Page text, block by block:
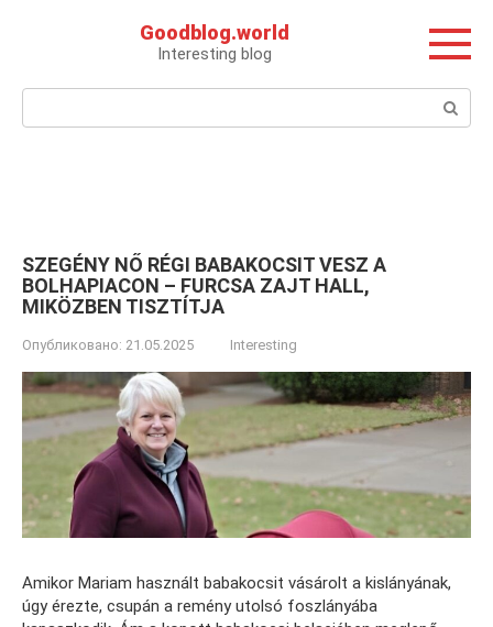
Goodblog.world
Interesting blog
Поиск:
SZEGÉNY NŐ RÉGI BABAKOCSIT VESZ A
BOLHAPIACON – FURCSA ZAJT HALL,
MIKÖZBEN TISZTÍTJA
Опубликовано: 21.05.2025 Interesting
Amikor Mariam használt babakocsit vásárolt a kislányának,
úgy érezte, csupán a remény utolsó foszlányába